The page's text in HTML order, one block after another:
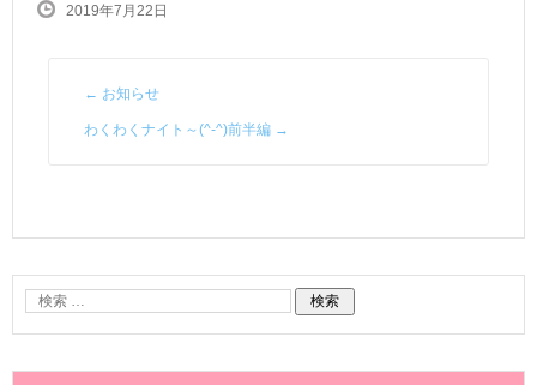
2019年7月22日
← お知らせ
わくわくナイト～(^-^)前半編 →